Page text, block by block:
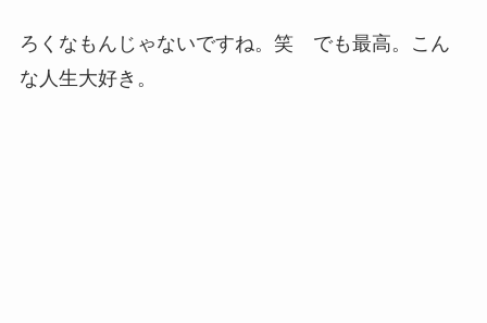
ろくなもんじゃないですね。笑 でも最高。こん
な人生大好き。